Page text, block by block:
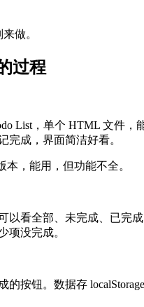
做。
过程
List，单个 HTML 文件，
完成，界面简洁好看。
，能用，但功能不全。
以看全部、未完成、已完
项没完成。
的按钮。数据存